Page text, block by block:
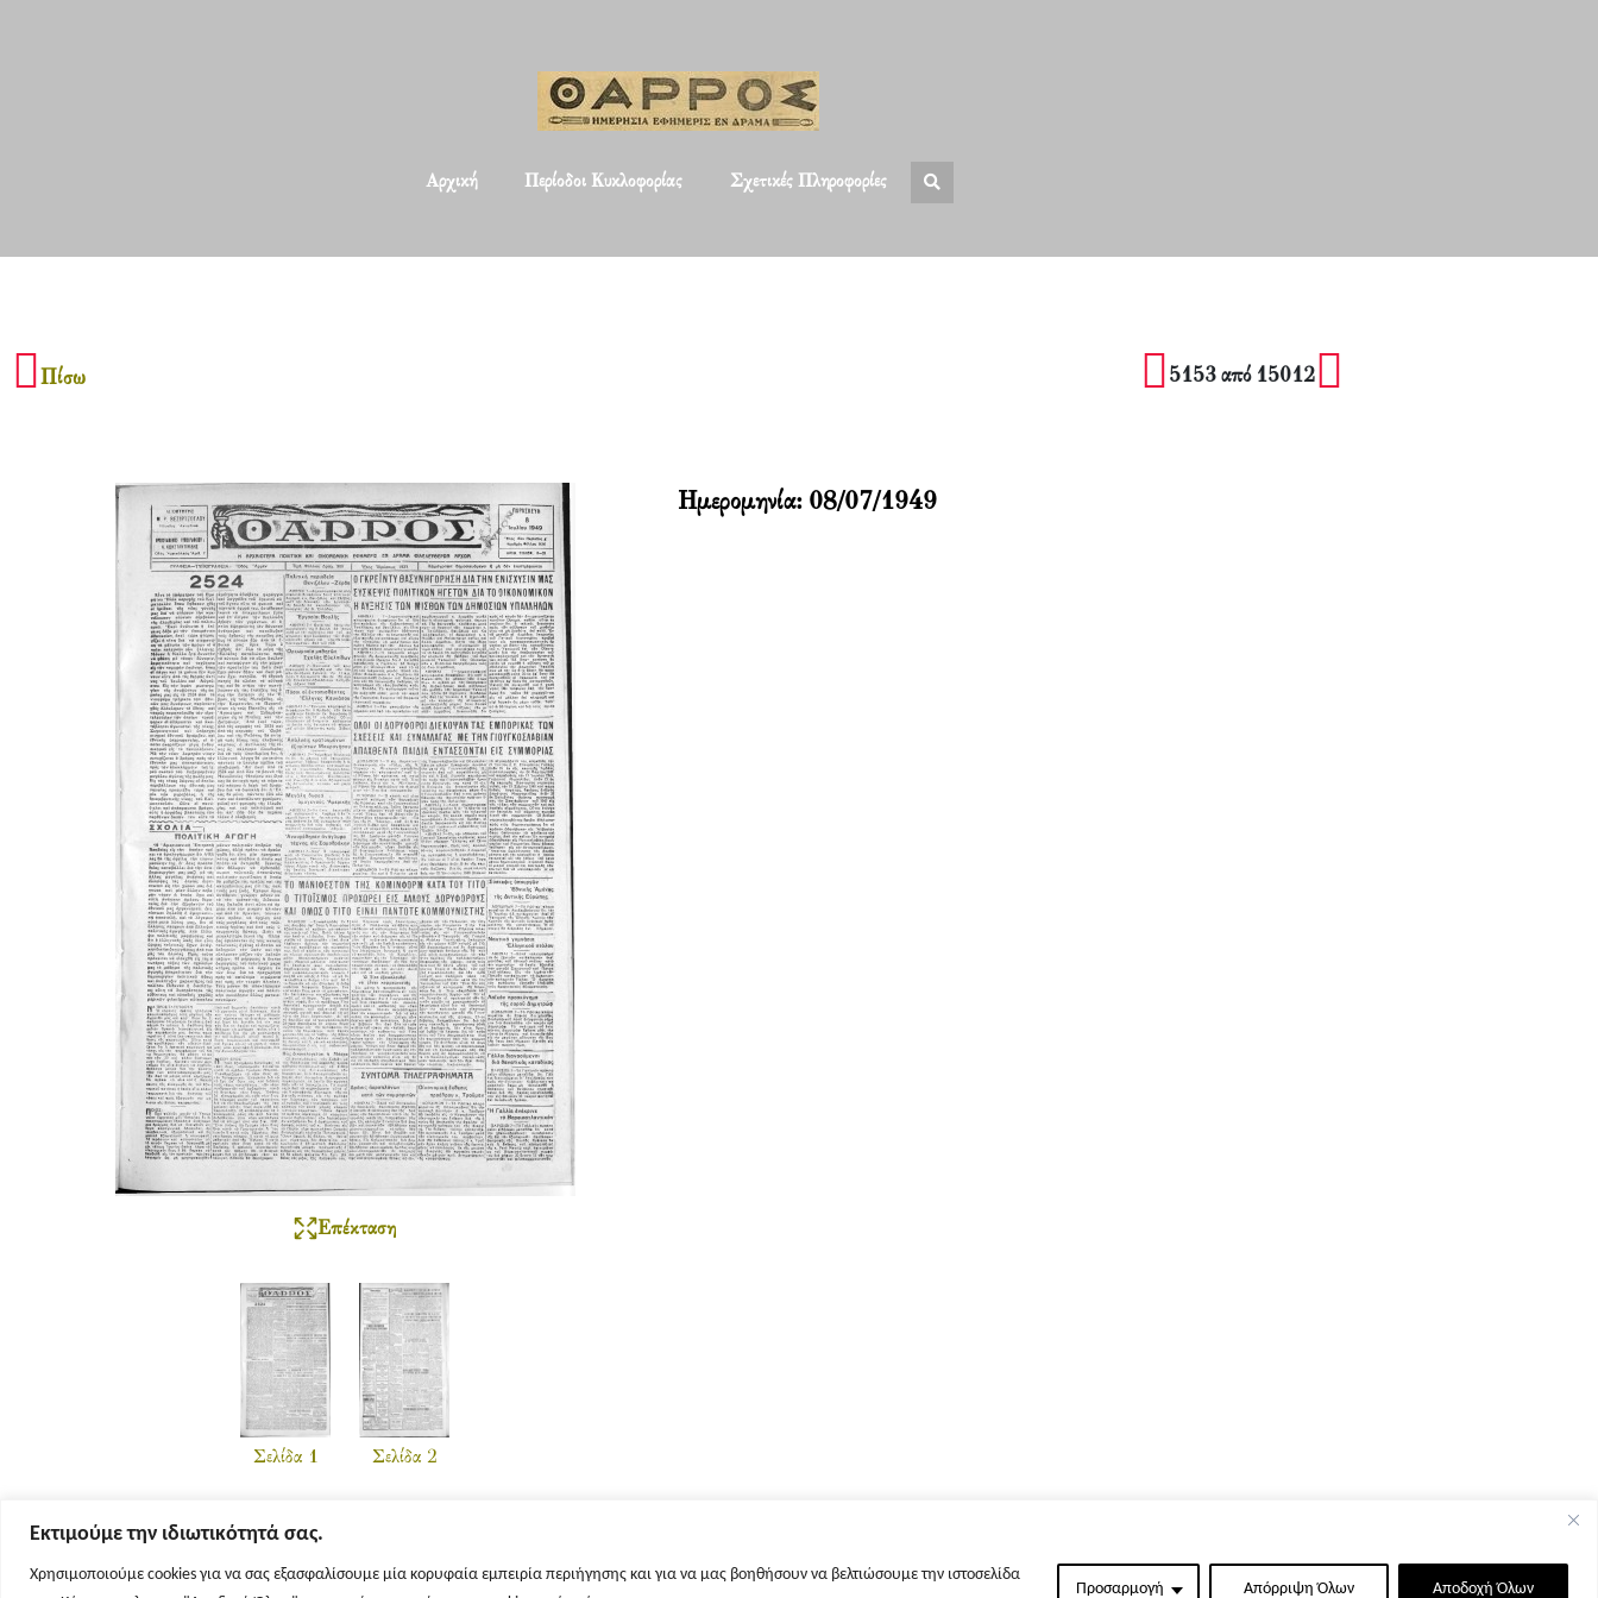
Εκτιμούμε την ιδιωτικότητά σας.
Χρησιμοποιούμε cookies για να σας εξασφαλίσουμε μία κορυφαία εμπειρία περιήγησης και για να μας βοηθήσουν να βελτιώσουμε την ιστοσελίδα
Προσαρμογή Απόρριψη Όλων Αποδοχή Όλων
Αρχική Περίοδοι Κυκλοφορίας Σχετικές Πληροφορίες
Πίσω 5153 από 15012
Επέκταση
Σελίδα 1 Σελίδα 2
Ημερομηνία: 08/07/1949